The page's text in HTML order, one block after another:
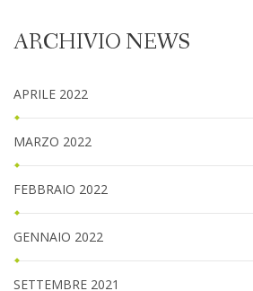
ARCHIVIO NEWS
APRILE 2022
MARZO 2022
FEBBRAIO 2022
GENNAIO 2022
SETTEMBRE 2021